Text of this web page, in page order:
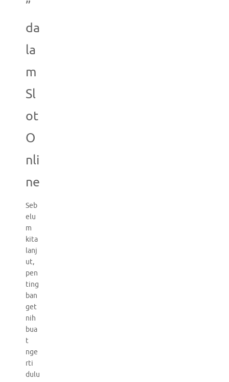
”
da
la
m
Sl
ot
O
nli
ne
Seb
elu
m
kita
lanj
ut,
pen
ting
ban
get
nih
bua
t
nge
rti
dulu